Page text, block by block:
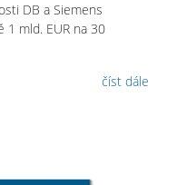
DB a Siemens
1 mld. EUR na 30
číst dále